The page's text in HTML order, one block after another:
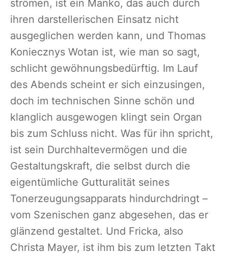
strömen, ist ein Manko, das auch durch
ihren darstellerischen Einsatz nicht
ausgeglichen werden kann, und Thomas
Koniecznys Wotan ist, wie man so sagt,
schlicht gewöhnungsbedürftig. Im Lauf
des Abends scheint er sich einzusingen,
doch im technischen Sinne schön und
klanglich ausgewogen klingt sein Organ
bis zum Schluss nicht. Was für ihn spricht,
ist sein Durchhaltevermögen und die
Gestaltungskraft, die selbst durch die
eigentümliche Gutturalität seines
Tonerzeugungsapparats hindurchdringt –
vom Szenischen ganz abgesehen, das er
glänzend gestaltet. Und Fricka, also
Christa Mayer, ist ihm bis zum letzten Takt